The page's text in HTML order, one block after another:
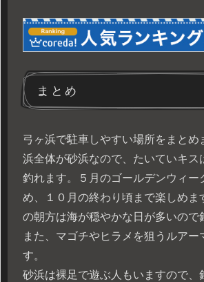
まとめ
弓ヶ浜で駐車しやすい場所をまとめ
浜全体が砂浜なので、たいていキス
釣れます。５月のゴールデンウィー
め、１０月の終わり頃まで楽しめま
の朝方は海が穏やかな日が多いので
また、マゴチやヒラメを狙うルアー
す。
砂浜は裸足で遊ぶ人もいますので、